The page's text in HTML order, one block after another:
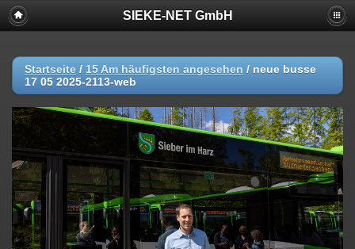
SIEKE-NET GmbH
Startseite / 15 Am häufigsten angesehen / neue busse
17 05 2025-2113-web